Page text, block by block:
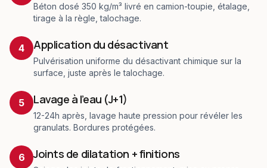
Béton dosé 350 kg/m³ livré en camion-toupie, étalage,
tirage à la règle, talochage.
4 Application du désactivant
Pulvérisation uniforme du désactivant chimique sur la
surface, juste après le talochage.
5 Lavage à l'eau (J+1)
12-24h après, lavage haute pression pour révéler les
granulats. Bordures protégées.
6 Joints de dilatation + finitions